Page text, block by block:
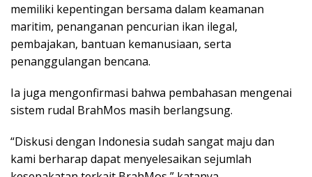
memiliki kepentingan bersama dalam keamanan
maritim, penanganan pencurian ikan ilegal,
pembajakan, bantuan kemanusiaan, serta
penanggulangan bencana.
Ia juga mengonfirmasi bahwa pembahasan mengenai
sistem rudal BrahMos masih berlangsung.
“Diskusi dengan Indonesia sudah sangat maju dan
kami berharap dapat menyelesaikan sejumlah